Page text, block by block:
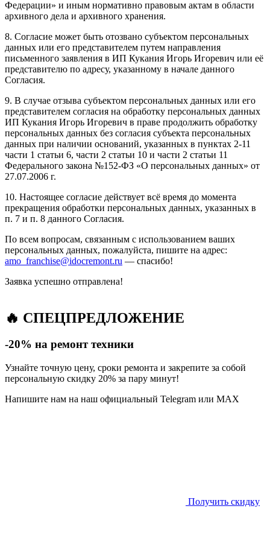
Федерации» и иным нормативно правовым актам в области
архивного дела и архивного хранения.
8. Согласие может быть отозвано субъектом персональных
данных или его представителем путем направления
письменного заявления в ИП Кукания Игорь Игоревич или её
представителю по адресу, указанному в начале данного
Согласия.
9. В случае отзыва субъектом персональных данных или его
представителем согласия на обработку персональных данных
ИП Кукания Игорь Игоревич в праве продолжить обработку
персональных данных без согласия субъекта персональных
данных при наличии оснований, указанных в пунктах 2-11
части 1 статьи 6, части 2 статьи 10 и части 2 статьи 11
Федерального закона №152-ФЗ «О персональных данных» от
27.07.2006 г.
10. Настоящее согласие действует всё время до момента
прекращения обработки персональных данных, указанных в
п. 7 и п. 8 данного Согласия.
По всем вопросам, связанным с использованием ваших
персональных данных, пожалуйста, пишите на адрес:
amo_franchise@idocremont.ru — спасибо!
Заявка успешно отправлена!
🔥 СПЕЦПРЕДЛОЖЕНИЕ
-20% на ремонт техники
Узнайте точную цену, сроки ремонта и закрепите за собой
персональную скидку 20% за пару минут!
Напишите нам на наш официальный Telegram или MAX
Получить скидку